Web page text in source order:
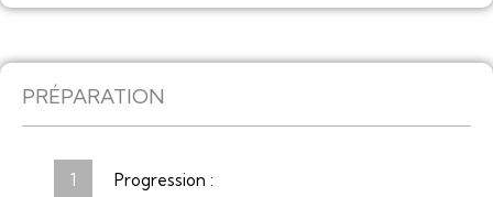
PRÉPARATION
Progression :